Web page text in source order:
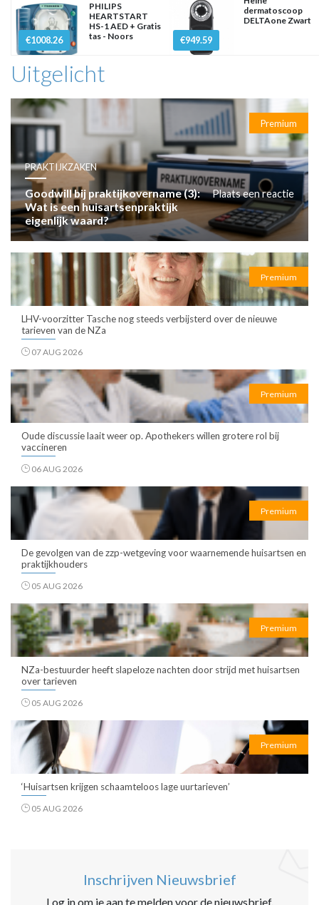
€1008.26
PHILIPS
HEARTSTART
HS-1 AED + Gratis
tas - Noors
€949.59
dermatoscoop
DELTAone Zwart
Uitgelicht
Premium
PRAKTIJKZAKEN
Goodwill bij praktijkovername (3):
Wat is een huisartsenpraktijk
eigenlijk waard?
Plaats een reactie
Premium
LHV-voorzitter Tasche nog steeds verbijsterd over de nieuwe
tarieven van de NZa
07 AUG 2026
Premium
Oude discussie laait weer op. Apothekers willen grotere rol bij
vaccineren
06 AUG 2026
Premium
De gevolgen van de zzp-wetgeving voor waarnemende huisartsen en
praktijkhouders
05 AUG 2026
Premium
NZa-bestuurder heeft slapeloze nachten door strijd met huisartsen
over tarieven
05 AUG 2026
Premium
‘Huisartsen krijgen schaamteloos lage uurtarieven’
05 AUG 2026
Inschrijven Nieuwsbrief
Log in om je aan te melden voor de nieuwsbrief.